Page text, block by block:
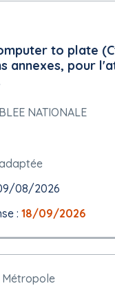
to plate
annexes, pour
NATIONALE
08/2026
: 18/09/2026
Métropole